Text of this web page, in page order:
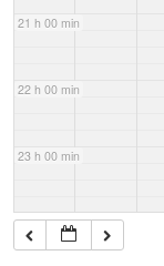
21 h 00 min
22 h 00 min
23 h 00 min